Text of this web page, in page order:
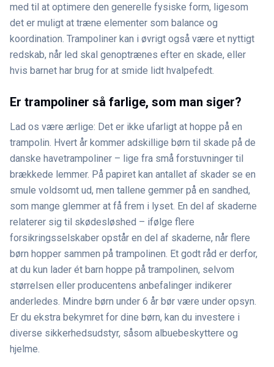
med til at optimere den generelle fysiske form, ligesom
det er muligt at træne elementer som balance og
koordination. Trampoliner kan i øvrigt også være et nyttigt
redskab, når led skal genoptrænes efter en skade, eller
hvis barnet har brug for at smide lidt hvalpefedt.
Er trampoliner så farlige, som man siger?
Lad os være ærlige: Det er ikke ufarligt at hoppe på en
trampolin. Hvert år kommer adskillige børn til skade på de
danske havetrampoliner – lige fra små forstuvninger til
brækkede lemmer. På papiret kan antallet af skader se en
smule voldsomt ud, men tallene gemmer på en sandhed,
som mange glemmer at få frem i lyset. En del af skaderne
relaterer sig til skødesløshed – ifølge flere
forsikringsselskaber opstår en del af skaderne, når flere
børn hopper sammen på trampolinen. Et godt råd er derfor,
at du kun lader ét barn hoppe på trampolinen, selvom
størrelsen eller producentens anbefalinger indikerer
anderledes. Mindre børn under 6 år bør være under opsyn.
Er du ekstra bekymret for dine børn, kan du investere i
diverse sikkerhedsudstyr, såsom albuebeskyttere og
hjelme.